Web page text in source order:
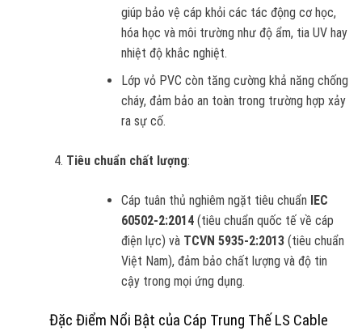
giúp bảo vệ cáp khỏi các tác động cơ học,
hóa học và môi trường như độ ẩm, tia UV hay
nhiệt độ khắc nghiệt.
Lớp vỏ PVC còn tăng cường khả năng chống
cháy, đảm bảo an toàn trong trường hợp xảy
ra sự cố.
Tiêu chuẩn chất lượng:
Cáp tuân thủ nghiêm ngặt tiêu chuẩn IEC
60502-2:2014 (tiêu chuẩn quốc tế về cáp
điện lực) và TCVN 5935-2:2013 (tiêu chuẩn
Việt Nam), đảm bảo chất lượng và độ tin
cậy trong mọi ứng dụng.
Đặc Điểm Nổi Bật của Cáp Trung Thế LS Cable